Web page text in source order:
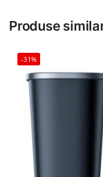
Produse
-31%